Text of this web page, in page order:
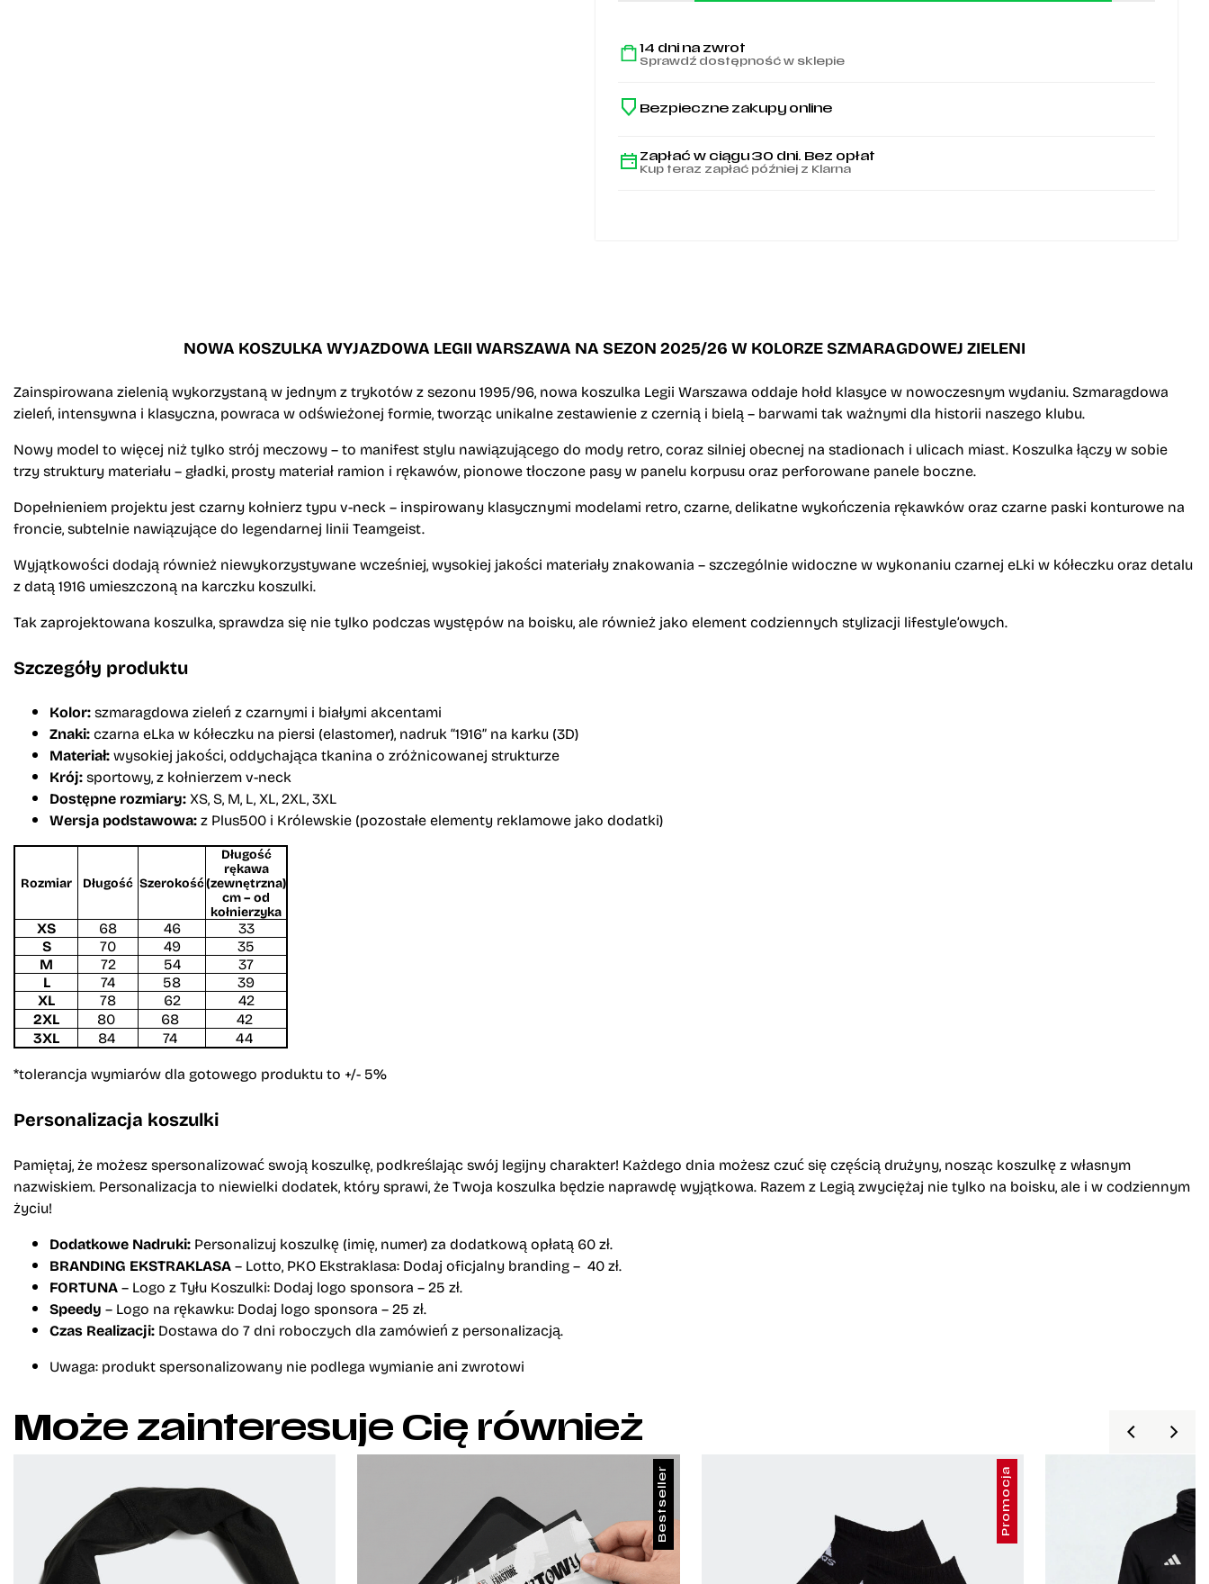
2025/26
14 dni na zwrot
Sprawdź dostępność w sklepie
Bezpieczne zakupy online
Zapłać w ciągu 30 dni. Bez opłat
Kup teraz zapłać później z Klarna
NOWA KOSZULKA WYJAZDOWA LEGII WARSZAWA NA SEZON 2025/26 W KOLORZE SZMARAGDOWEJ ZIELENI
Zainspirowana zielenią wykorzystaną w jednym z trykotów z sezonu 1995/96, nowa koszulka Legii Warszawa oddaje hołd klasyce w nowoczesnym wydaniu. Szmaragdowa
zieleń, intensywna i klasyczna, powraca w odświeżonej formie, tworząc unikalne zestawienie z czernią i bielą – barwami tak ważnymi dla historii naszego klubu.
Nowy model to więcej niż tylko strój meczowy – to manifest stylu nawiązującego do mody retro, coraz silniej obecnej na stadionach i ulicach miast. Koszulka łączy w sobie
trzy struktury materiału – gładki, prosty materiał ramion i rękawów, pionowe tłoczone pasy w panelu korpusu oraz perforowane panele boczne.
Dopełnieniem projektu jest czarny kołnierz typu v-neck – inspirowany klasycznymi modelami retro, czarne, delikatne wykończenia rękawków oraz czarne paski konturowe na
froncie, subtelnie nawiązujące do legendarnej linii Teamgeist.
Wyjątkowości dodają również niewykorzystywane wcześniej, wysokiej jakości materiały znakowania – szczególnie widoczne w wykonaniu czarnej eLki w kółeczku oraz detalu
z datą 1916 umieszczoną na karczku koszulki.
Tak zaprojektowana koszulka, sprawdza się nie tylko podczas występów na boisku, ale również jako element codziennych stylizacji lifestyle’owych.
Szczegóły produktu
Kolor:szmaragdowa zieleń z czarnymi i białymi akcentami
Znaki:czarna eLka w kółeczku na piersi (elastomer), nadruk “1916” na karku (3D)
Materiał:wysokiej jakości, oddychająca tkanina o zróżnicowanej strukturze
Krój:sportowy, z kołnierzem v-neck
Dostępne rozmiary:XS, S, M, L, XL, 2XL, 3XL
Wersja podstawowa:z Plus500 i Królewskie (pozostałe elementy reklamowe jako dodatki)
Rozmiar Długość Szerokość
Długość
rękawa
(zewnętrzna)
cm – od
kołnierzyka
XS 68 46 33
S 70 49 35
M 72 54 37
L 74 58 39
XL 78 62 42
2XL 80 68 42
3XL 84 74
44
*tolerancja wymiarów dla gotowego produktu to +/- 5%
Personalizacja koszulki
Pamiętaj, że możesz spersonalizować swoją koszulkę, podkreślając swój legijny charakter! Każdego dnia możesz czuć się częścią drużyny, nosząc koszulkę z własnym
nazwiskiem. Personalizacja to niewielki dodatek, który sprawi, że Twoja koszulka będzie naprawdę wyjątkowa. Razem z Legią zwyciężaj nie tylko na boisku, ale i w codziennym
życiu!
Dodatkowe Nadruki: Personalizuj koszulkę (imię, numer) za dodatkową opłatą 60 zł.
BRANDING EKSTRAKLASA– Lotto, PKO Ekstraklasa: Dodaj oficjalny branding – 40 zł.
FORTUNA– Logo z Tyłu Koszulki: Dodaj logo sponsora – 25 zł.
Speedy – Logo na rękawku: Dodaj logo sponsora – 25 zł.
Czas Realizacji: Dostawa do 7 dni roboczych dla zamówień z personalizacją.
Uwaga: produkt spersonalizowany nie podlega wymianie ani zwrotowi
Może zainteresuje Cię również
Bestseller Promocja